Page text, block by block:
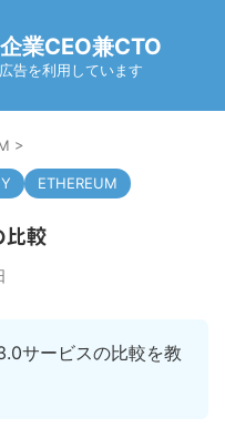
業CEO兼CTO
告を利用しています
>
ETHEREUM
比較
サービスの比較を教